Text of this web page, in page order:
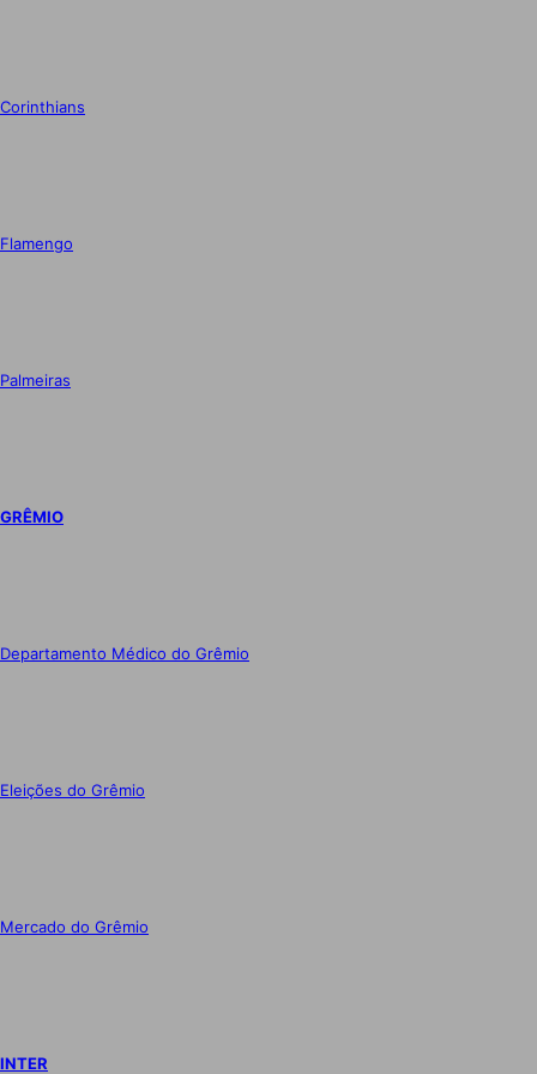
Corinthians
Flamengo
Palmeiras
GRÊMIO
Departamento Médico do Grêmio
Eleições do Grêmio
Mercado do Grêmio
INTER